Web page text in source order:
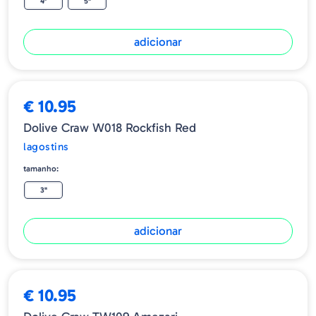
adicionar
€ 10.95
Dolive Craw W018 Rockfish Red
lagostins
tamanho:
3"
adicionar
€ 10.95